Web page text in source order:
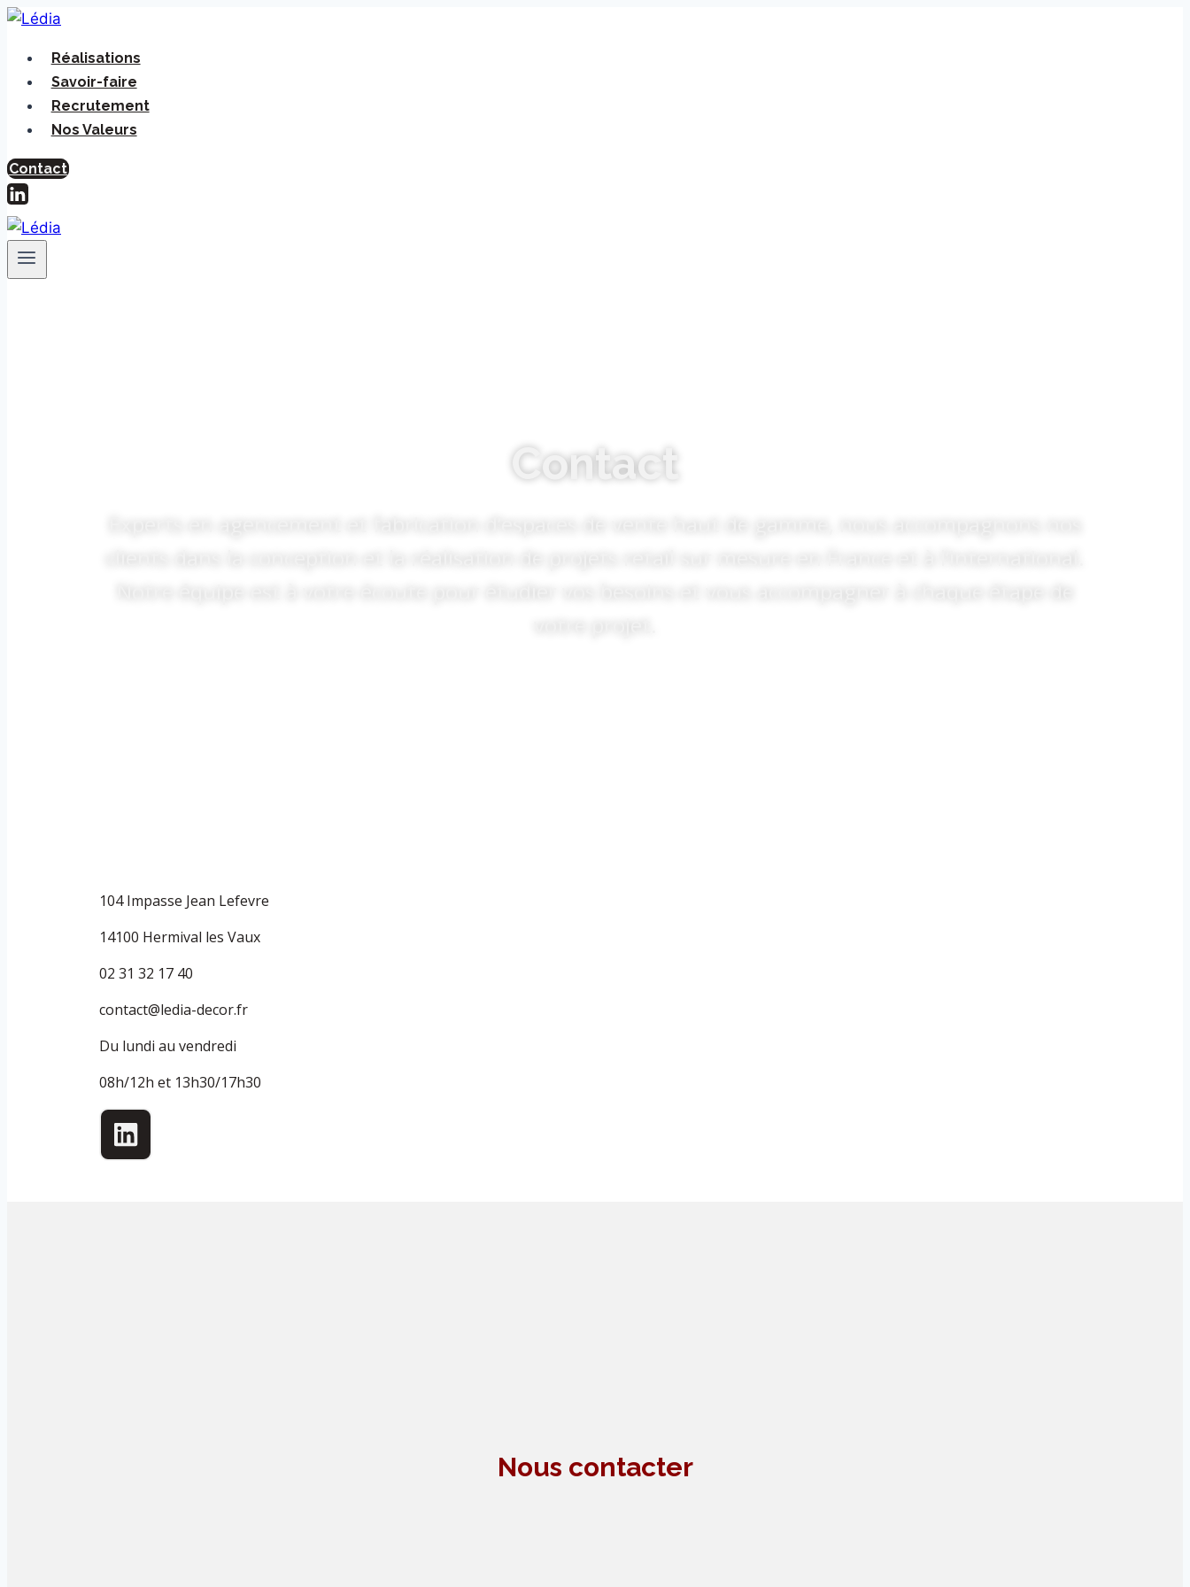
Réalisations
Savoir-faire
Recrutement
Nos Valeurs
Contact
Contact
Experts en agencement et fabrication d’espaces de vente haut de gamme, nous accompagnons nos
clients dans la conception et la réalisation de projets retail sur mesure en France et à l’international.
Notre équipe est à votre écoute pour étudier vos besoins et vous accompagner à chaque étape de
votre projet.
104 Impasse Jean Lefevre
14100 Hermival les Vaux
02 31 32 17 40
contact@ledia-decor.fr
Du lundi au vendredi
08h/12h et 13h30/17h30
Nous contacter